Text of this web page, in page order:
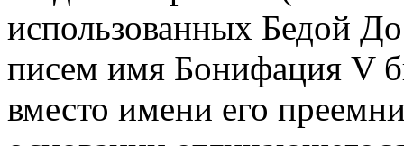
использованных Бедой
писем имя Бонифация V
вместо имени его